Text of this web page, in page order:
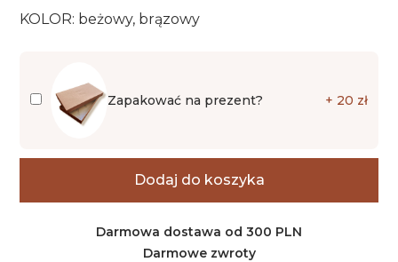
KOLOR: beżowy, brązowy
Zapakować na prezent? + 20 zł
Dodaj do koszyka
Darmowa dostawa od 300 PLN
Darmowe zwroty